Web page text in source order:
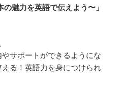
の魅力を英語で伝えよう〜」
サポートができるようにな
る！英語力を身につけられ